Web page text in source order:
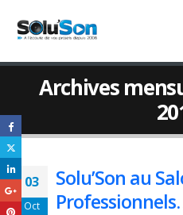
Archives
03
Oct
Solu’Son au